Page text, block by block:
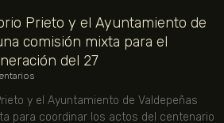
Prieto y el Ayuntamiento de
comisión mixta para el
del 27
y el Ayuntamiento de Valdepeñas
para coordinar los actos del centenario